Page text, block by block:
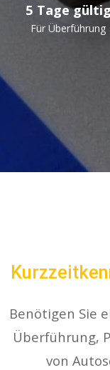
5 Tage gültig
Für Überführung
Benötigen Sie
Überführung,
von